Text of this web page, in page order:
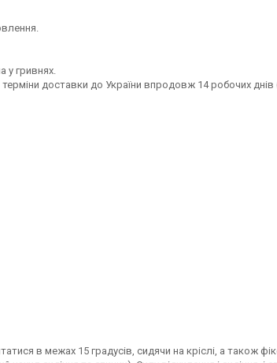
у гривнях.
доставки до України впродовж 14 робочих днів
в межах 15 градусів, сидячи на кріслі, а також